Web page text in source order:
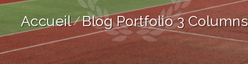
Accueil Blog Portfolio 3 Columns